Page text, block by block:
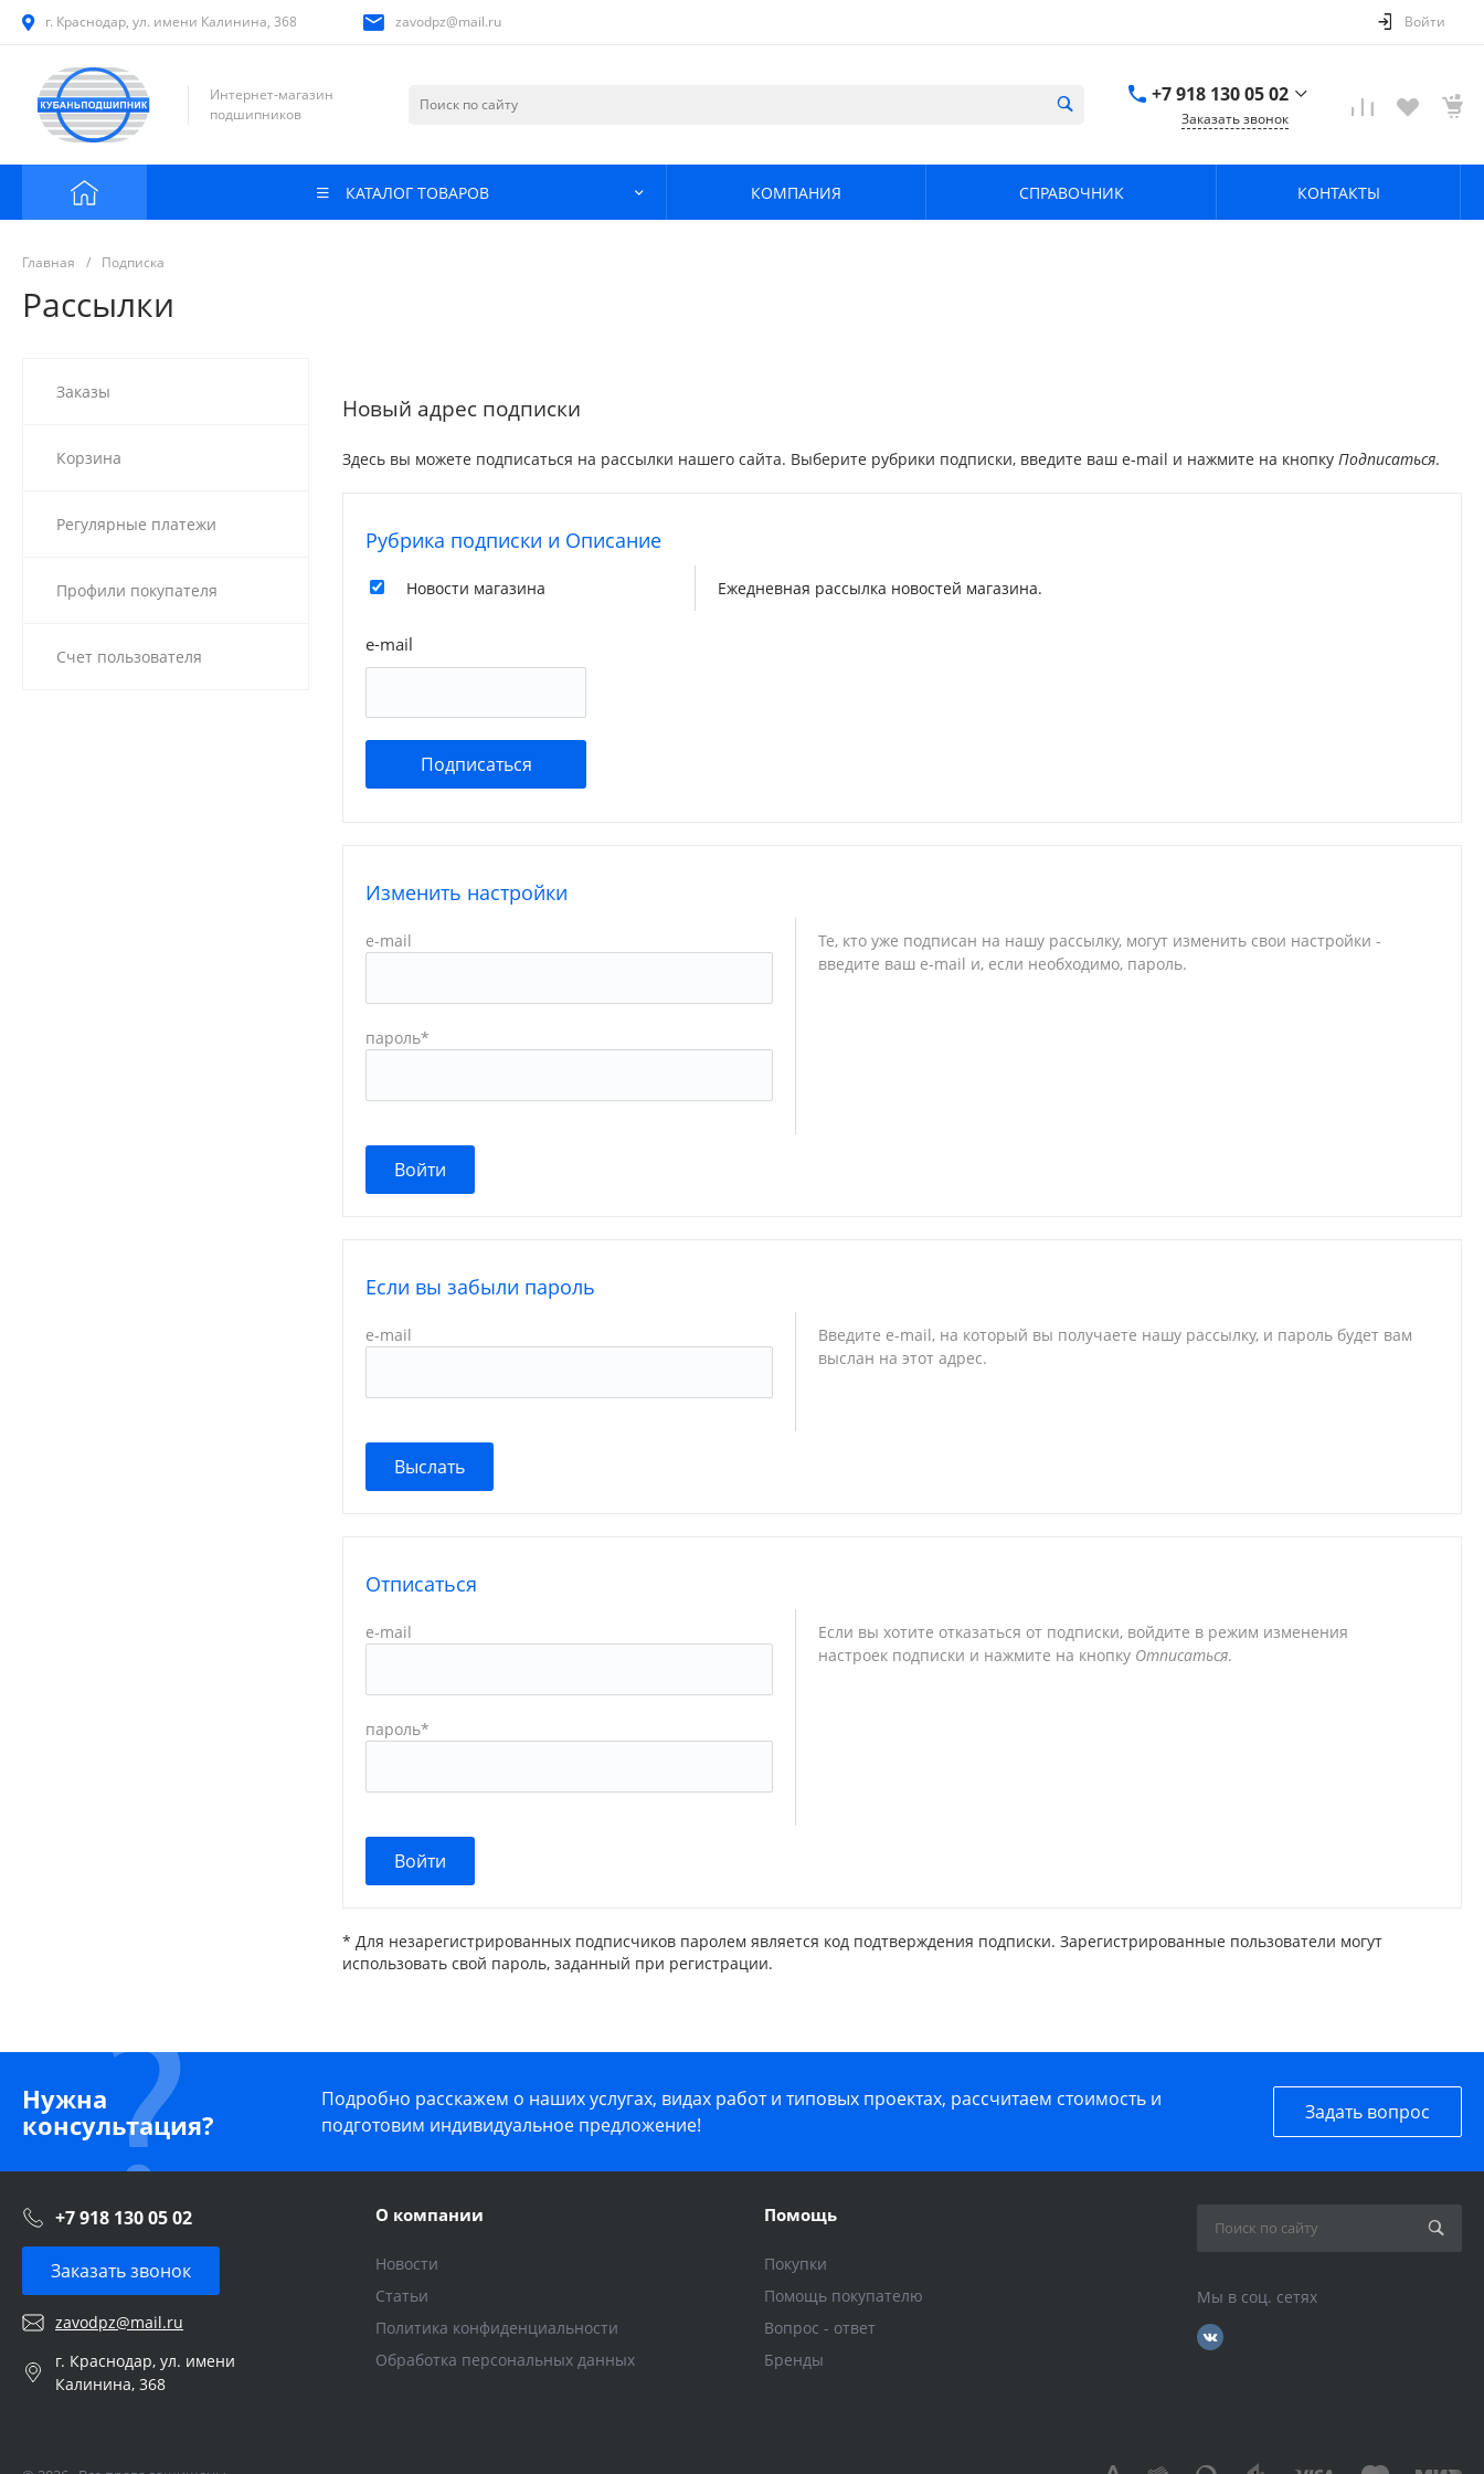
г. Краснодар, ул. имени Калинина, 368 zavodpz@mail.ru Войти
Интернет-магазин
подшипников
+7 918 130 05 02
Заказать звонок
КАТАЛОГ ТОВАРОВ КОМПАНИЯ СПРАВОЧНИК КОНТАКТЫ
Главная / Подписка
Рассылки
Заказы
Корзина
Регулярные платежи
Профили покупателя
Счет пользователя
Новый адрес подписки
Здесь вы можете подписаться на рассылки нашего сайта. Выберите рубрики подписки, введите ваш e-mail и нажмите на кнопку Подписаться.
Рубрика подписки и Описание
Новости магазина Ежедневная рассылка новостей магазина.
e-mail
Изменить настройки
e-mail
пароль*
Те, кто уже подписан на нашу рассылку, могут изменить свои настройки -
введите ваш e-mail и, если необходимо, пароль.
Если вы забыли пароль
e-mail
Введите e-mail, на который вы получаете нашу рассылку, и пароль будет вам
выслан на этот адрес.
Отписаться
e-mail
пароль*
Если вы хотите отказаться от подписки, войдите в режим изменения
настроек подписки и нажмите на кнопку Отписаться.
* Для незарегистрированных подписчиков паролем является код подтверждения подписки. Зарегистрированные пользователи могут
использовать свой пароль, заданный при регистрации.
Нужна
консультация?
Подробно расскажем о наших услугах, видах работ и типовых проектах, рассчитаем стоимость и
подготовим индивидуальное предложение!
Задать вопрос
+7 918 130 05 02
Заказать звонок
zavodpz@mail.ru
г. Краснодар, ул. имени
Калинина, 368
О компании
Новости
Статьи
Политика конфиденциальности
Обработка персональных данных
Помощь
Покупки
Помощь покупателю
Вопрос - ответ
Бренды
Мы в соц. сетях